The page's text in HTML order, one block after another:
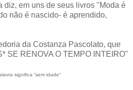
diz, em uns de seus livros "Moda é
não é nascido- é aprendido,
da Costanza Pascolato, que
SE RENOVA O TEMPO INTEIRO"
significa “sem idade”